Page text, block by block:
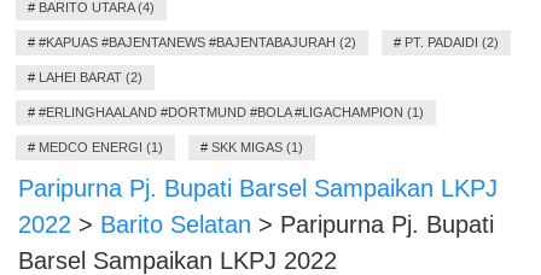
# BARITO UTARA (4)
# #KAPUAS #BAJENTANEWS #BAJENTABAJURAH (2) # PT. PADAIDI (2)
# LAHEI BARAT (2)
# #ERLINGHAALAND #DORTMUND #BOLA #LIGACHAMPION (1)
# MEDCO ENERGI (1) # SKK MIGAS (1)
Paripurna Pj. Bupati Barsel Sampaikan LKPJ
2022 > Barito Selatan > Paripurna Pj. Bupati
Barsel Sampaikan LKPJ 2022